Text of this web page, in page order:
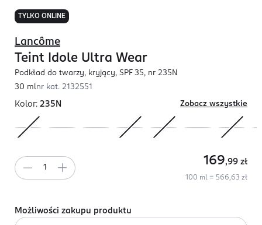
TYLKO ONLINE
Lancôme
Teint Idole Ultra Wear
Podkład do twarzy, kryjący, SPF 35, nr 235N
30 mlnr kat. 2132551
Kolor: 235N Zobacz wszystkie
169,99 zł
100 ml = 566,63 zł
Możliwości zakupu produktu